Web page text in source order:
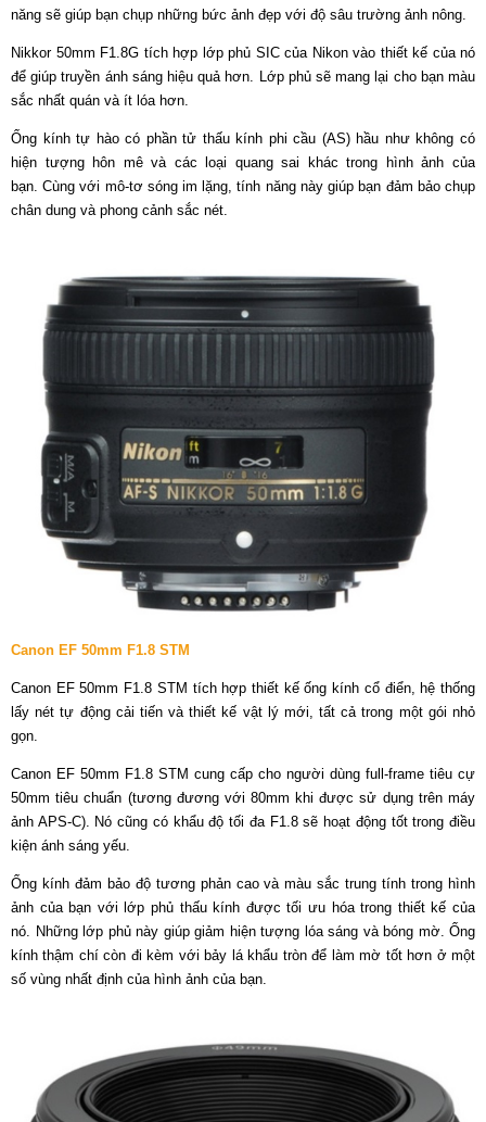
năng sẽ giúp bạn chụp những bức ảnh đẹp với độ sâu trường ảnh nông.
Nikkor 50mm F1.8G tích hợp lớp phủ SIC của Nikon vào thiết kế của nó
để giúp truyền ánh sáng hiệu quả hơn. Lớp phủ sẽ mang lại cho bạn màu
sắc nhất quán và ít lóa hơn.
Ống kính tự hào có phần tử thấu kính phi cầu (AS) hầu như không có
hiện tượng hôn mê và các loại quang sai khác trong hình ảnh của
bạn. Cùng với mô-tơ sóng im lặng, tính năng này giúp bạn đảm bảo chụp
chân dung và phong cảnh sắc nét.
Canon EF 50mm F1.8 STM
Canon EF 50mm F1.8 STM tích hợp thiết kế ống kính cổ điển, hệ thống
lấy nét tự động cải tiến và thiết kế vật lý mới, tất cả trong một gói nhỏ
gọn.
Canon EF 50mm F1.8 STM cung cấp cho người dùng full-frame tiêu cự
50mm tiêu chuẩn (tương đương với 80mm khi được sử dụng trên máy
ảnh APS-C). Nó cũng có khẩu độ tối đa F1.8 sẽ hoạt động tốt trong điều
kiện ánh sáng yếu.
Ống kính đảm bảo độ tương phản cao và màu sắc trung tính trong hình
ảnh của bạn với lớp phủ thấu kính được tối ưu hóa trong thiết kế của
nó. Những lớp phủ này giúp giảm hiện tượng lóa sáng và bóng mờ. Ống
kính thậm chí còn đi kèm với bảy lá khẩu tròn để làm mờ tốt hơn ở một
số vùng nhất định của hình ảnh của bạn.